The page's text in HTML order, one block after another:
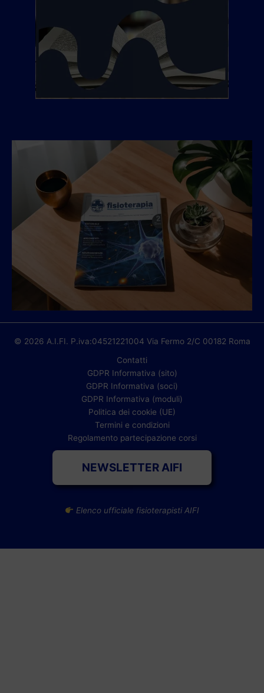
© 2026 A.I.FI. P.iva:04521221004 Via Fermo 2/C 00182 Roma
Contatti
GDPR Informativa (sito)
GDPR Informativa (soci)
GDPR Informativa (moduli)
Politica dei cookie (UE)
Termini e condizioni
Regolamento partecipazione corsi
NEWSLETTER AIFI
Elenco ufficiale fisioterapisti AIFI